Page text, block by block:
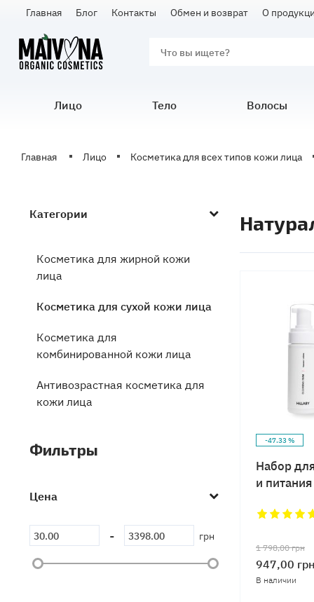
Главная Блог Контакты Обмен и возврат О
Лицо Тело Волосы
Главная Лицо Косметика для всех типов кожи лица
Категории
Косметика для жирной кожи
лица
Косметика для сухой кожи лица
Косметика для
комбинированной кожи лица
Антивозрастная косметика для
кожи лица
кожи лица
Фильтры
Цена
- грн
-47.33 %
Набор
и
1 798,00грн
947,00 грн
В наличии